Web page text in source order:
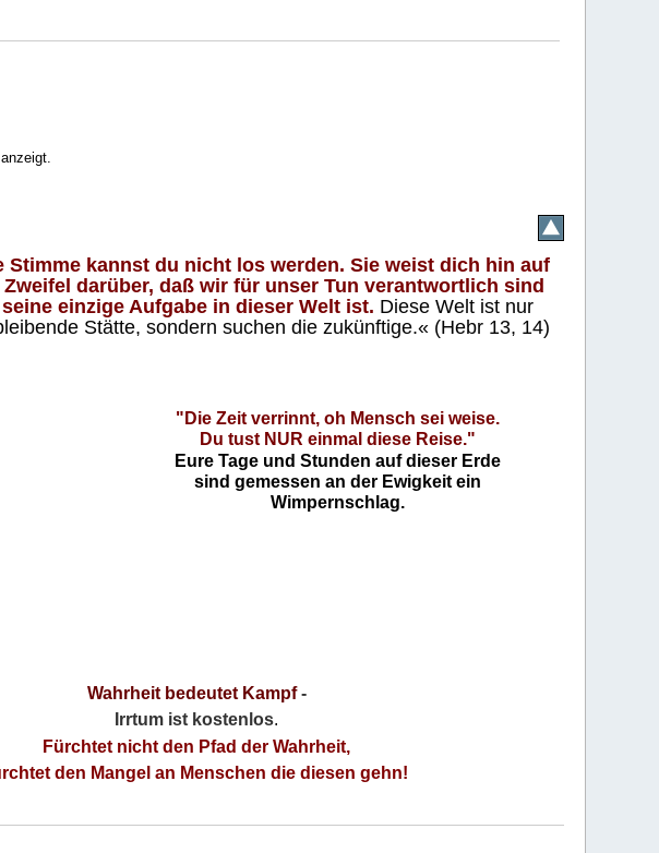
kannst du nicht los werden. Sie weist dich hin auf
darüber, daß wir für unser Tun verantwortlich sind
einzige Aufgabe in dieser Welt ist. Diese Welt ist nur
Stätte, sondern suchen die zukünftige.« (Hebr 13, 14)
"Die Zeit verrinnt, oh Mensch sei weise.
Du tust NUR einmal diese Reise."
Eure Tage und Stunden auf dieser Erde
sind gemessen an der Ewigkeit ein
Wimpernschlag.
Wahrheit bedeutet Kampf-
Irrtum ist kostenlos.
Fürchtet nicht den Pfad der Wahrheit,
den Mangel an Menschen die diesen gehn!